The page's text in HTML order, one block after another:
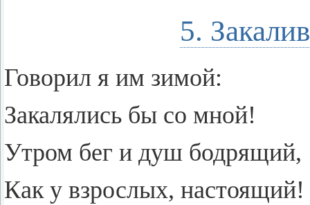
5.
Го­во­рил я им зимой:
За­ка­ля­лись бы со мной!
Утром бег и душ бод­ря­щий,
Как у взрос­лых, на­сто­я­щий!